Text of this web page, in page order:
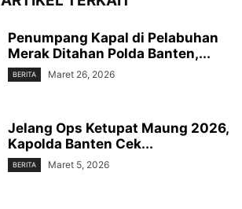
‎Penumpang Kapal di Pelabuhan
Merak Ditahan Polda Banten,...
BERITA Maret 26, 2026
‎Jelang Ops Ketupat Maung 2026,
Kapolda Banten Cek...
BERITA Maret 5, 2026